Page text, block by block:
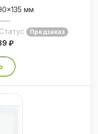
мм
Статус Предзаказ
₽